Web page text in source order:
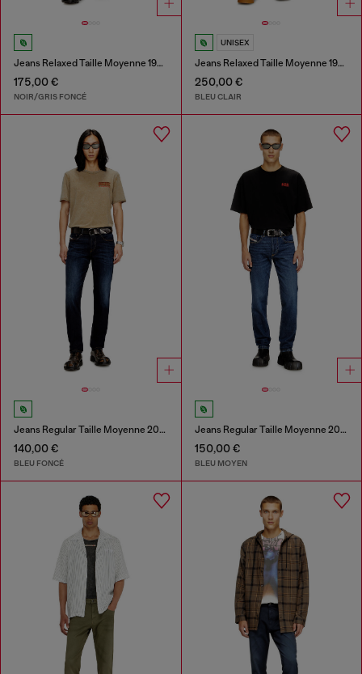
Jeans Relaxed Taille Moyenne 1980 D-Eeper
175,00 €
NOIR/GRIS FONCÉ
UNISEX
Jeans Relaxed Taille Moyenne 1997 D-Enim-M
250,00 €
BLEU CLAIR
Jeans Regular Taille Moyenne 2023 D-Finitive
140,00 €
BLEU FONCÉ
Jeans Regular Taille Moyenne 2023 D-Finitive
150,00 €
BLEU MOYEN